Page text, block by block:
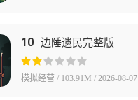
10 边陲遗民完整版
模拟经营 / 103.91M / 2026-08-07